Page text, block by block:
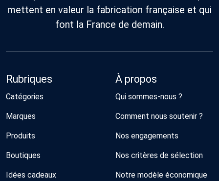
mettent en valeur la fabrication française et qui
font la France de demain.
Rubriques
Catégories
Marques
Produits
Boutiques
Idées cadeaux
À propos
Qui sommes-nous ?
Comment nous soutenir ?
Nos engagements
Nos critères de sélection
Notre modèle économique